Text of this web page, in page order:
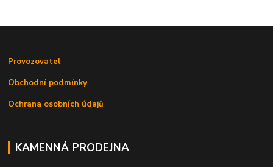
Provozovatel
Obchodní podmínky
Ochrana osobních údajů
KAMENNÁ PRODEJNA